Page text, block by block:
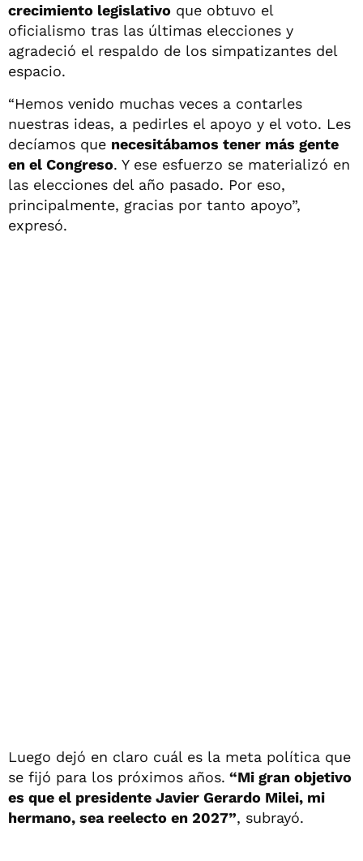
crecimiento legislativo que obtuvo el
oficialismo tras las últimas elecciones y
agradeció el respaldo de los simpatizantes del
espacio.
“Hemos venido muchas veces a contarles
nuestras ideas, a pedirles el apoyo y el voto. Les
decíamos que necesitábamos tener más gente
en el Congreso. Y ese esfuerzo se materializó en
las elecciones del año pasado. Por eso,
principalmente, gracias por tanto apoyo”,
expresó.
Luego dejó en claro cuál es la meta política que
se fijó para los próximos años. “Mi gran objetivo
es que el presidente Javier Gerardo Milei, mi
hermano, sea reelecto en 2027”, subrayó.